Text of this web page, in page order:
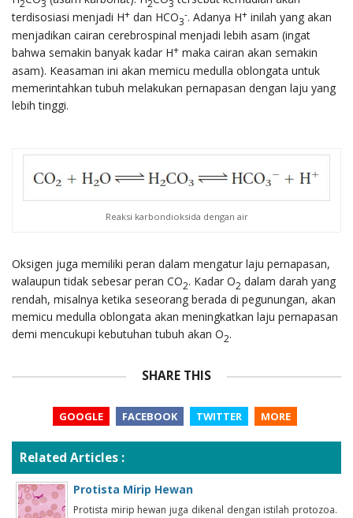
2 3 2 3
terdisosiasi menjadi H+ dan HCO3
-. Adanya H+ inilah yang akan
menjadikan cairan cerebrospinal menjadi lebih asam (ingat
bahwa semakin banyak kadar H+ maka cairan akan semakin
asam). Keasaman ini akan memicu medulla oblongata untuk
memerintahkan tubuh melakukan pernapasan dengan laju yang
lebih tinggi.
Reaksi karbondioksida dengan air
Oksigen juga memiliki peran dalam mengatur laju pernapasan,
walaupun tidak sebesar peran CO2. Kadar O2 dalam darah yang
rendah, misalnya ketika seseorang berada di pegunungan, akan
memicu medulla oblongata akan meningkatkan laju pernapasan
demi mencukupi kebutuhan tubuh akan O2.
SHARE THIS
GOOGLE FACEBOOK TWITTER MORE
Related Articles :
Protista Mirip Hewan
Protista mirip hewan juga dikenal dengan istilah protozoa.